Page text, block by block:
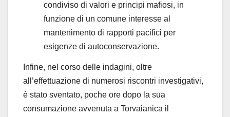
condiviso di valori e principi mafiosi, in
funzione di un comune interesse al
mantenimento di rapporti pacifici per
esigenze di autoconservazione.
Infine, nel corso delle indagini, oltre
all’effettuazione di numerosi riscontri investigativi,
è stato sventato, poche ore dopo la sua
consumazione avvenuta a Torvaianica il